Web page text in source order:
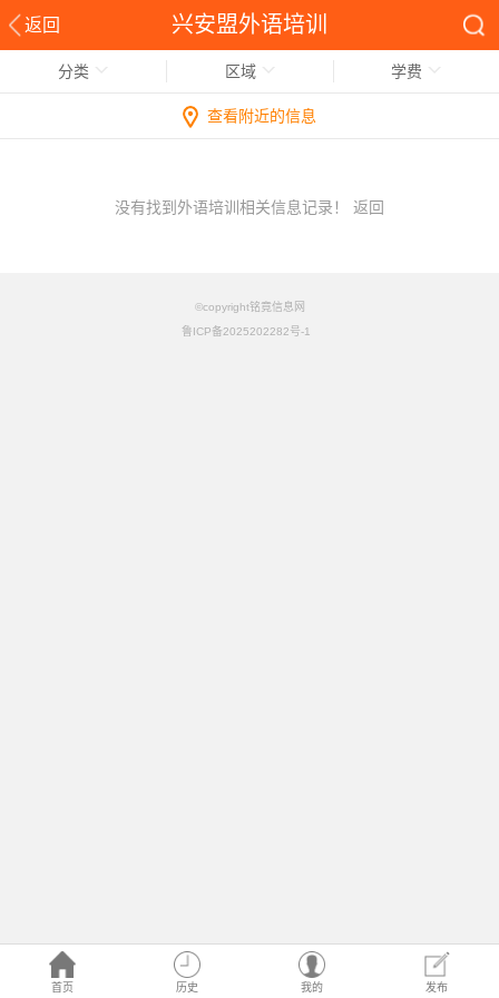
返回 兴安盟外语培训
首页 历史 我的 发布
分类 区域 学费
查看附近的信息
没有找到外语培训相关信息记录！ 返回
©copyright铭竟信息网
鲁ICP备2025202282号-1